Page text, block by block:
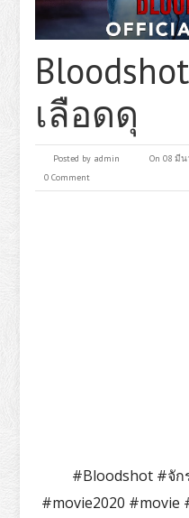
เลือดดุ
Posted by admin On 08 มี
0 Comment
#Bloodshot #จัก
#movie2020 #movie